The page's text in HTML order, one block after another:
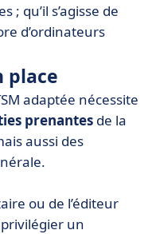
; qu’il s’agisse de
d’ordinateurs
place
adaptée nécessite
prenantes de la
aussi des
ou de l’éditeur
un